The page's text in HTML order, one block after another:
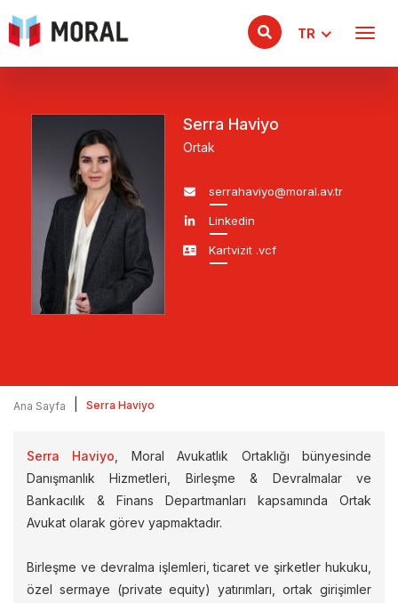
TR
Serra Haviyo
Ortak
serrahaviyo@moral.av.tr
Linkedin
Kartvizit .vcf
Ana Sayfa Serra Haviyo
Serra Haviyo , Moral Avukatlık Ortaklığı bünyesinde
Danışmanlık Hizmetleri, Birleşme & Devralmalar ve
Bankacılık & Finans Departmanları kapsamında Ortak
Avukat olarak görev yapmaktadır.
Birleşme ve devralma işlemleri, ticaret ve şirketler hukuku,
özel sermaye (private equity) yatırımları, ortak girişimler